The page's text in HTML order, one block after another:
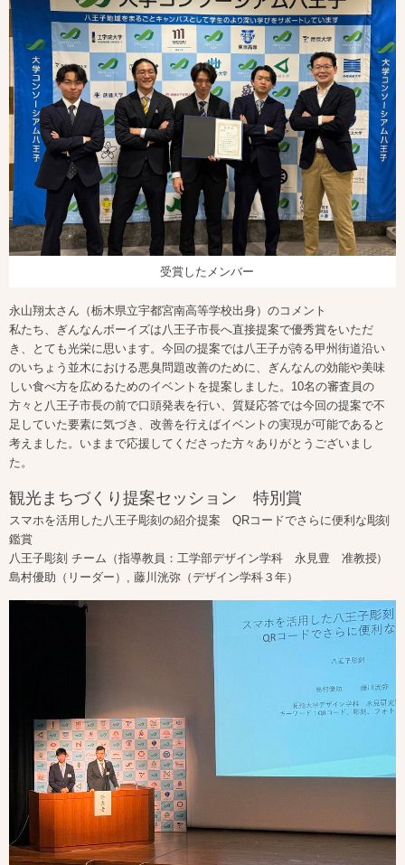
受賞したメンバー
永⼭翔太さん（栃木県立宇都宮南高等学校出身）のコメント
私たち、ぎんなんボーイズは八王子市長へ直接提案で優秀賞をいただ
き、とても光栄に思います。今回の提案では八王子が誇る甲州街道沿い
のいちょう並木における悪臭問題改善のために、ぎんなんの効能や美味
しい食べ方を広めるためのイベントを提案しました。10名の審査員の
方々と八王子市長の前で口頭発表を行い、質疑応答では今回の提案で不
足していた要素に気づき、改善を行えばイベントの実現が可能であると
考えました。いままで応援してくださった方々ありがとうございまし
た。
観光まちづくり提案セッション 特別賞
スマホを活用した八王子彫刻の紹介提案 QRコードでさらに便利な彫刻
鑑賞
八王子彫刻 チーム（指導教員：工学部デザイン学科 永見豊 准教授）
島村優助（リーダー）, 藤川洸弥（デザイン学科３年）